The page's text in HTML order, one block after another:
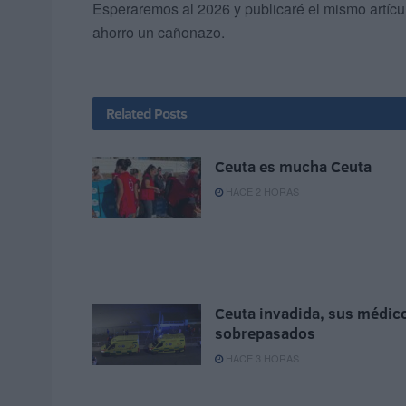
Esperaremos al 2026 y publicaré el mismo
ahorro un cañonazo.
Related Posts
Ceuta es mucha Ceuta
HACE 2 HORAS
Ceuta invadida, sus
sobrepasados
HACE 3 HORAS